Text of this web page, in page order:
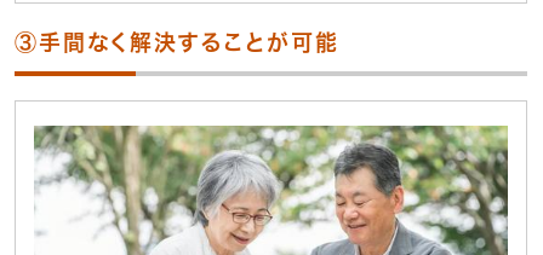
③手間なく解決することが可能